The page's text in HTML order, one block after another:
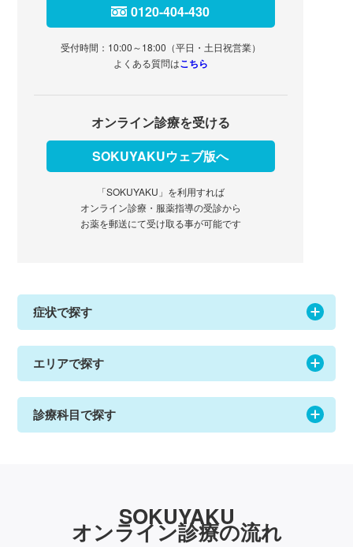
0120-404-430
受付時間：10:00～18:00（平日・土日祝営業）
よくある質問はこちら
オンライン診療を受ける
SOKUYAKUウェブ版へ
「SOKUYAKU」を利用すれば
オンライン診療・服薬指導の受診から
お薬を郵送にて受け取る事が可能です
症状で探す
エリアで探す
診療科目で探す
SOKUYAKU
オンライン診療の流れ